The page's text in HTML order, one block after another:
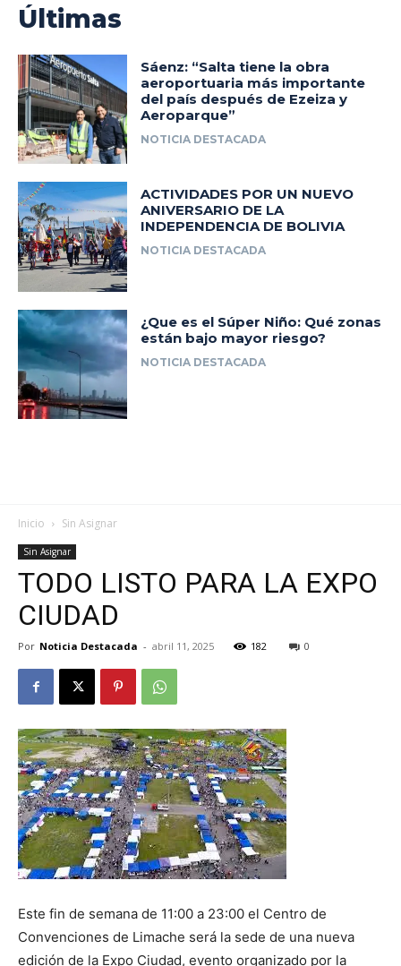
Últimas
Sáenz: “Salta tiene la obra
aeroportuaria más importante
del país después de Ezeiza y
Aeroparque”
NOTICIA DESTACADA
ACTIVIDADES POR UN NUEVO
ANIVERSARIO DE LA
INDEPENDENCIA DE BOLIVIA
NOTICIA DESTACADA
¿Que es el Súper Niño: Qué zonas
están bajo mayor riesgo?
NOTICIA DESTACADA